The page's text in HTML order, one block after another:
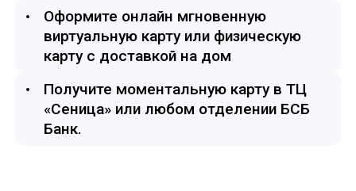
Оформите онлайн мгновенную
виртуальную карту или физическую
карту с доставкой на дом
Получите моментальную карту в ТЦ
«Сеница» или любом отделении БСБ
Банк.